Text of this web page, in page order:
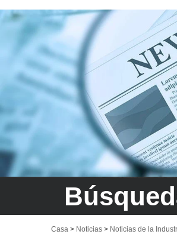
Casa > Noticias > Noticias de la